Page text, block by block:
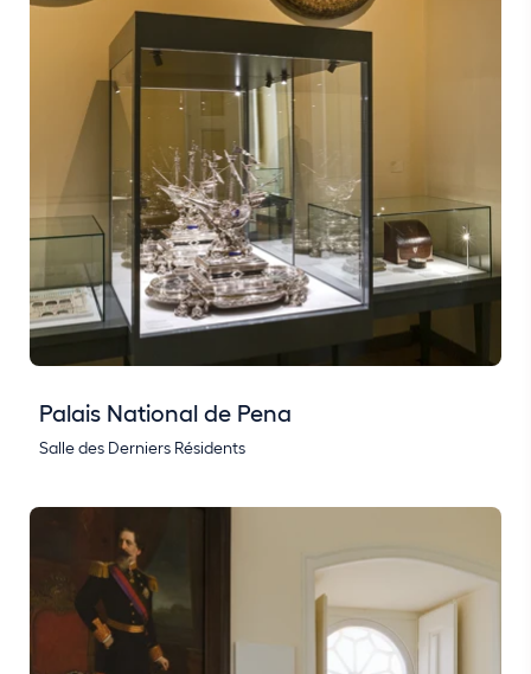
Palais National de Pena
Salle des Derniers Résidents